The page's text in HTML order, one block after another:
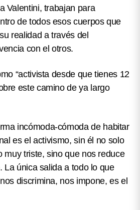
Valentini, trabajan para
de todos esos cuerpos que
realidad a través del
con el otros.
“activista desde que tienes 12
este camino de ya largo
incómoda-cómoda de habitar
es el activismo, sin él no solo
muy triste, sino que nos reduce
La única salida a todo lo que
discrimina, nos impone, es el